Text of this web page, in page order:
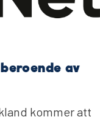
av
kommer att